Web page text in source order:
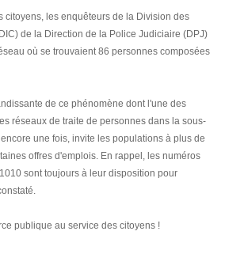
citoyens, les enquêteurs de la Division des
de la Direction de la Police Judiciaire (DPJ)
où se trouvaient 86 personnes composées
de ce phénomène dont l'une des
réseaux de traite de personnes dans la sous-
une fois, invite les populations à plus de
offres d'emplois. En rappel, les numéros
sont toujours à leur disposition pour
publique au service des citoyens !